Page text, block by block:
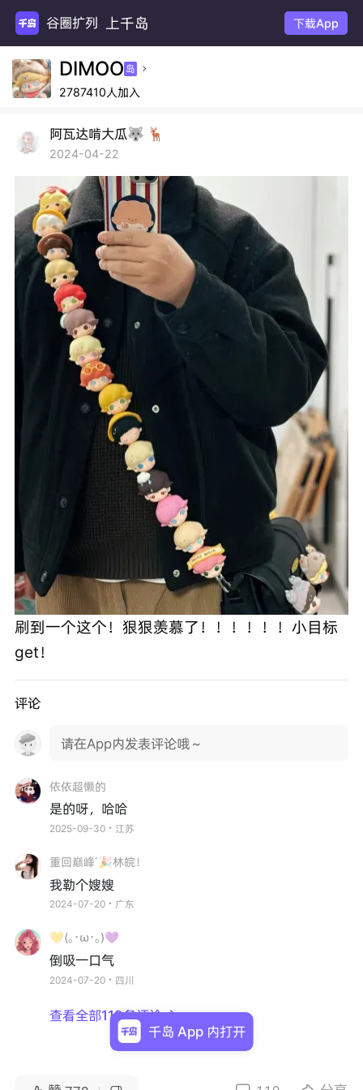
谷圈扩列 上千岛 下载App
DIMOO 岛 
2787410人加入
阿瓦达啃大瓜🐺 🦌
2024-04-22
刷到一个这个！狠狠羡慕了！！！！！！小目标
get！
评论
请在App内发表评论哦～
依依超懒的
是的呀，哈哈
2025-09-30・江苏
重回巅峰˙🎉林皖！
我勒个嫂嫂
2024-07-20・广东
💛(｡･ω･｡)💜
倒吸一口气
2024-07-20・四川
查看全部119条评论 
千岛 App 内打开